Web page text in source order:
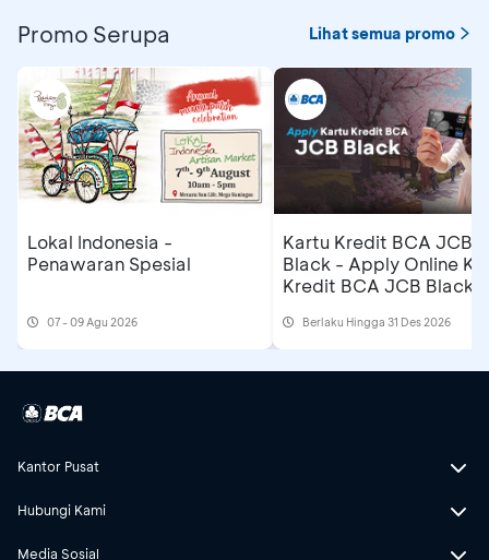
Promo Serupa Lihat semua promo
Lokal Indonesia -
Penawaran Spesial
07 - 09 Agu 2026
Kartu Kredit BCA JCB
Black - Apply Online
Kredit BCA JCB Black
Rp500 Ribu
Berlaku Hingga 31 Des 2026
Kantor Pusat
Hubungi Kami
Media Sosial